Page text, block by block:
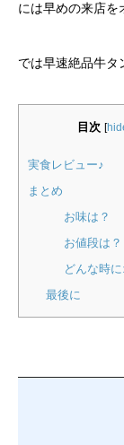
には早めの来店を
では早速絶品牛タ
目次 [
実食レビュー♪
まとめ
お味は？
お値段は？
どんな時
最後に